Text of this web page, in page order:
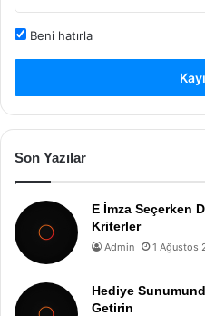
Beni hatırla
Son Yazılar
E İmza Seçerken
Kriterler
Admin 1 Ağustos
Hediye
Getirin